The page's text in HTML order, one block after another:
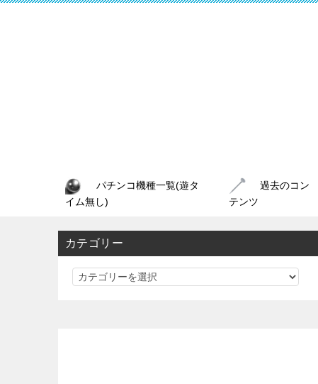
パチンコ機種一覧(遊タ
イム無し)
過去のコン
テンツ
カテゴリー
カ